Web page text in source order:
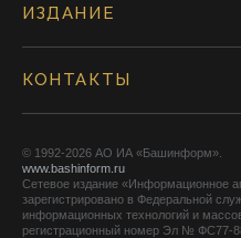
ИЗДАНИЕ
КОНТАКТЫ
© 1992-2026 АО ИА «Башинформ».
www.bashinform.ru
Сетевое издание «Информационное
зарегистрировано в Федеральной
информационных технологий и
регистрационный номер Эл № ФС77-